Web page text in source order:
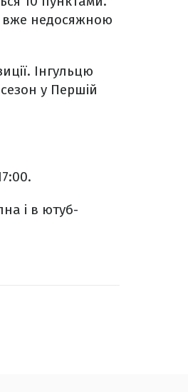
вже недосяжною
Інгульцю
у Першій
і в ютуб-